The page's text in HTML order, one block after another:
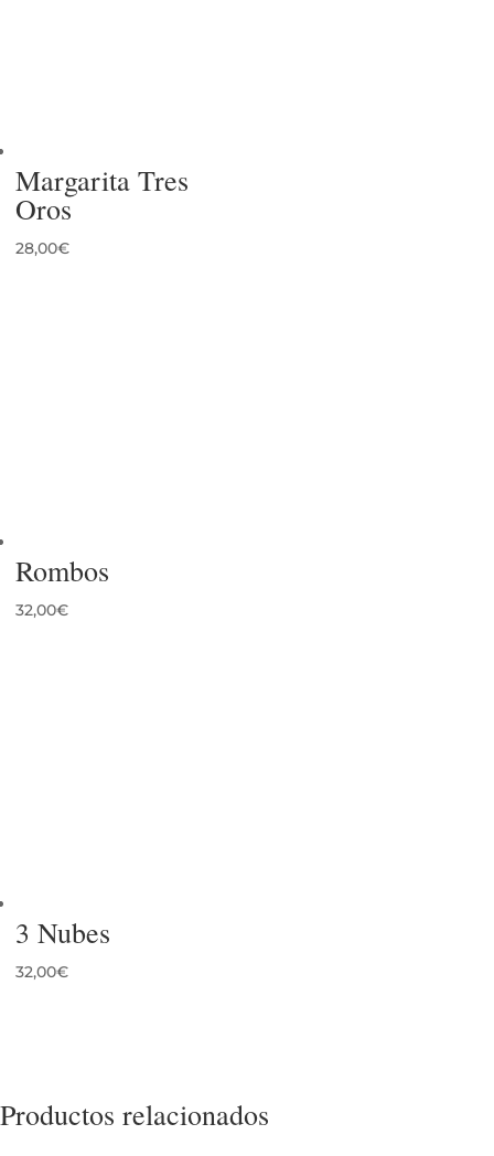
Margarita Tres
Oros
28,00€
Rombos
32,00€
3 Nubes
32,00€
Productos relacionados